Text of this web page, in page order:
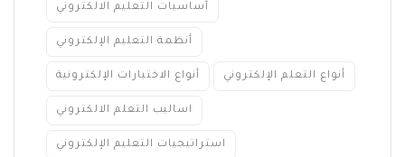
أساسيات التعليم الالكتروني
أنظمة التعليم الإلكتروني
أنواع الاختبارات الإلكترونية أنواع التعلم الإلكتروني
اساليب التعلم الالكتروني
استراتيجيات التعليم الإلكتروني